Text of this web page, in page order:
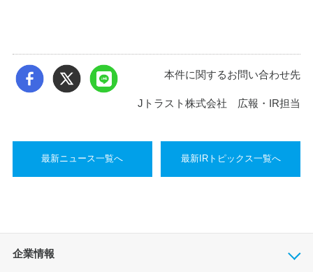
本件に関するお問い合わせ先
Jトラスト株式会社 広報・IR担当
最新ニュース一覧へ 最新IRトピックス一覧へ
企業情報